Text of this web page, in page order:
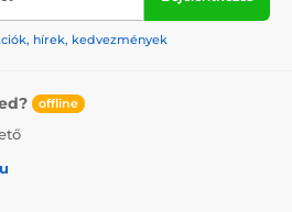
hírek, kedvezmények
offline